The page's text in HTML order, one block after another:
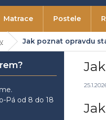
Matrace Postele
Jak poznat opravdu
Pá od 8 do 18